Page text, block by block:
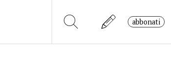
abbonati